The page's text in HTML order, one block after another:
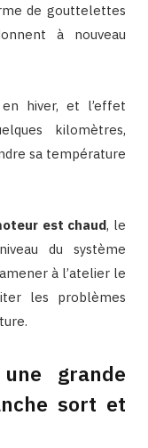
de gouttelettes
à nouveau
hiver, et l’effet
kilomètres,
sa température
est chaud, le
du système
à l’atelier le
les problèmes
grande
sort et